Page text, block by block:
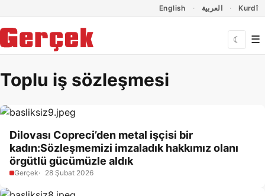
English العربية Kurdî
☾ ☰
Toplu iş sözleşmesi
Dilovası Copreci’den metal işçisi bir
kadın:Sözleşmemizi imzaladık hakkımız olanı
örgütlü gücümüzle aldık
Gerçek 28 Şubat 2026